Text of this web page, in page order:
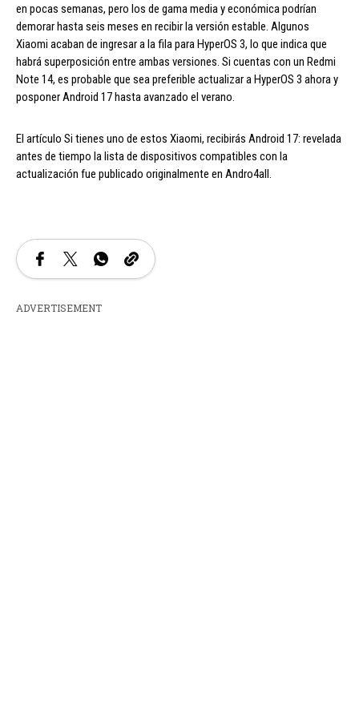
en pocas semanas, pero los de gama media y económica podrían
demorar hasta seis meses en recibir la versión estable. Algunos
Xiaomi acaban de ingresar a la fila para HyperOS 3, lo que indica que
habrá superposición entre ambas versiones. Si cuentas con un Redmi
Note 14, es probable que sea preferible actualizar a HyperOS 3 ahora y
posponer Android 17 hasta avanzado el verano.
El artículo Si tienes uno de estos Xiaomi, recibirás Android 17: revelada
antes de tiempo la lista de dispositivos compatibles con la
actualización fue publicado originalmente en Andro4all.
ADVERTISEMENT